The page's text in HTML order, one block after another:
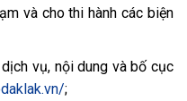
và cho thi hành các biện
vụ, nội dung và bố cục
;